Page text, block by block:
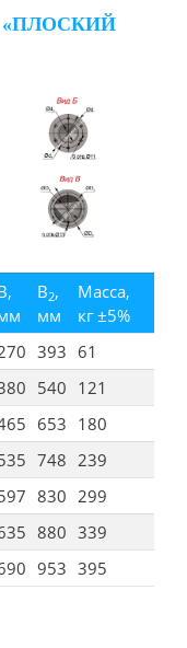
B2,
мм
Масса,
кг ±5%
393 61
540 121
653 180
748 239
830 299
880 339
953 395